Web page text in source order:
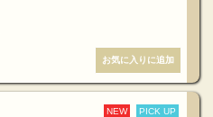
NEW PICK UP